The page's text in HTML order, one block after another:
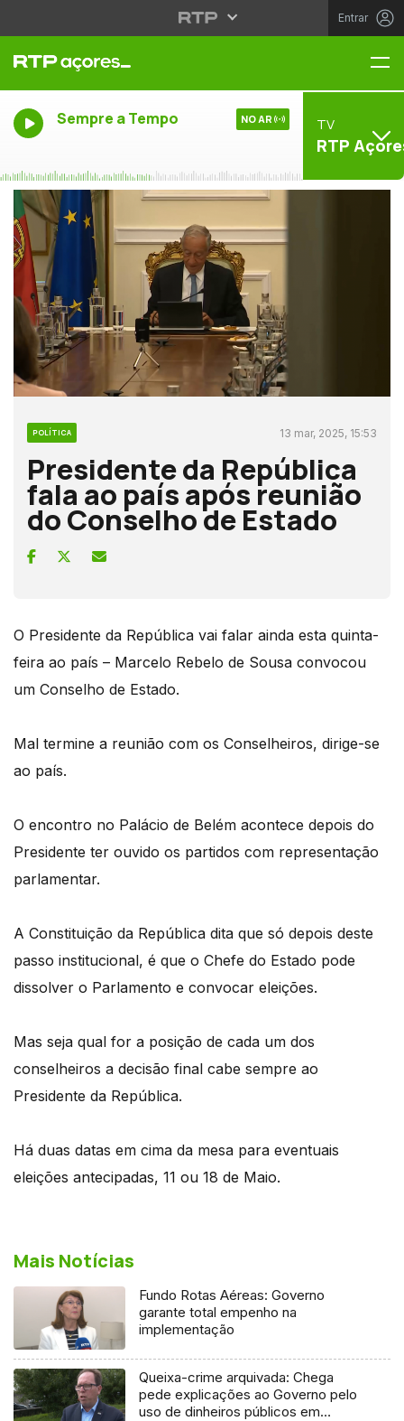
Entrar
Sempre a Tempo NO AR TV
RTP
POLÍTICA 13 mar, 2025, 15:53
Presidente da República
fala ao país após reunião
do Conselho de Estado
O Presidente da República vai falar ainda esta quinta-
feira ao país – Marcelo Rebelo de Sousa convocou
um Conselho de Estado.
Mal termine a reunião com os Conselheiros, dirige-se
ao país.
O encontro no Palácio de Belém acontece depois do
Presidente ter ouvido os partidos com representação
parlamentar.
A Constituição da República dita que só depois deste
passo institucional, é que o Chefe do Estado pode
dissolver o Parlamento e convocar eleições.
Mas seja qual for a posição de cada um dos
conselheiros a decisão final cabe sempre ao
Presidente da República.
Há duas datas em cima da mesa para eventuais
eleições antecipadas, 11 ou 18 de Maio.
Mais Notícias
Fundo Rotas Aéreas: Governo
garante total empenho na
implementação
Queixa-crime arquivada: Chega
pede explicações ao Governo pelo
uso de dinheiros públicos em